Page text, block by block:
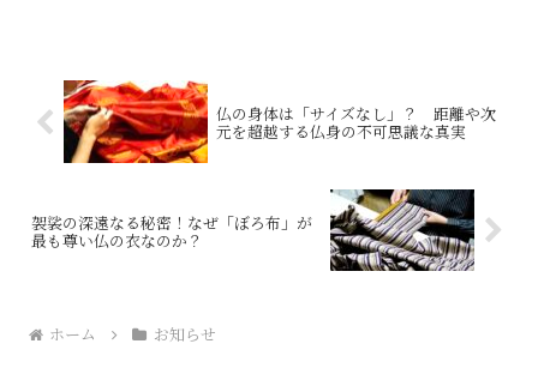
仏の身体は「サイズなし」？ 距離や次
元を超越する仏身の不可思議な真実
袈裟の深遠なる秘密！なぜ「ぼろ布」が
最も尊い仏の衣なのか？
ホーム お知らせ